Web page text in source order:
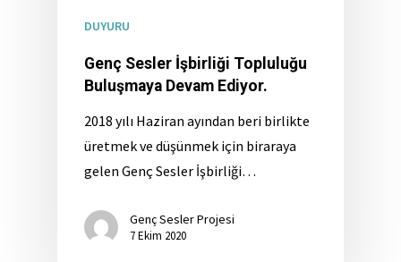
DUYURU
Genç Sesler İşbirliği Topluluğu
Buluşmaya Devam Ediyor.
2018 yılı Haziran ayından beri birlikte
üretmek ve düşünmek için biraraya
gelen Genç Sesler İşbirliği…
Genç Sesler Projesi
7 Ekim 2020